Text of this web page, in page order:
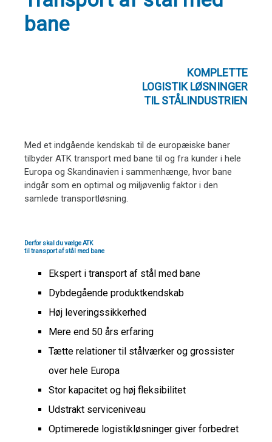
bane
KOMPLETTE
LOGISTIK LØSNINGER
TIL STÅLINDUSTRIEN
Med et indgående kendskab til de europæiske baner
tilbyder ATK transport med bane til og fra kunder i hele
Europa og Skandinavien i sammenhænge, hvor bane
indgår som en optimal og miljøvenlig faktor i den
samlede transportløsning.
Derfor skal du vælge ATK
til transport af stål med bane
Ekspert i transport af stål med bane
Dybdegående produktkendskab
Høj leveringssikkerhed
Mere end 50 års erfaring
Tætte relationer til stålværker og grossister
over hele Europa
Stor kapacitet og høj fleksibilitet
Udstrakt serviceniveau
Optimerede logistikløsninger giver forbedret